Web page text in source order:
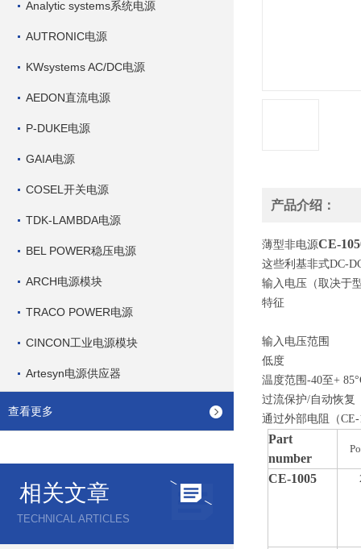
Analytic systems系统电源
AUTRONIC电源
KWsystems AC/DC电源
AEDON直流电源
P-DUKE电源
GAIA电源
COSEL开关电源
TDK-LAMBDA电源
BEL POWER稳压电源
ARCH电源模块
TRACO POWER电源
CINCON工业电源模块
Artesyn电源供应器
查看更多
相关文章
TECHNICAL ARTICLES
产品介绍：
薄型非电源CE-
这些利基非式DC-
输入电压（取决于
特征
输入电压范围
低度
温度范围-40至+
过流保护/自动恢复
通过外部电阻（
Part
number
CE-1005